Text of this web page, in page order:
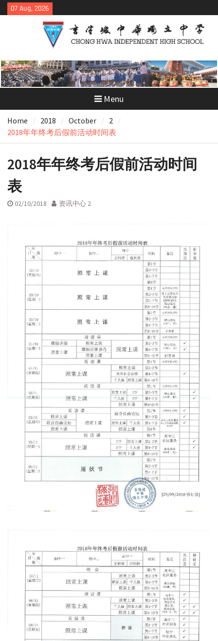
Skip
to
07 Aug, 2026
Menu
Home 2018 October
2
2018年年终考后假前活动时间表
2018年年终考后假前活动时间
表
02/10/2018 资讯中心 2